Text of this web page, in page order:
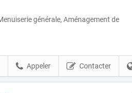
générale, Aménagement de
Contacter
Appeler